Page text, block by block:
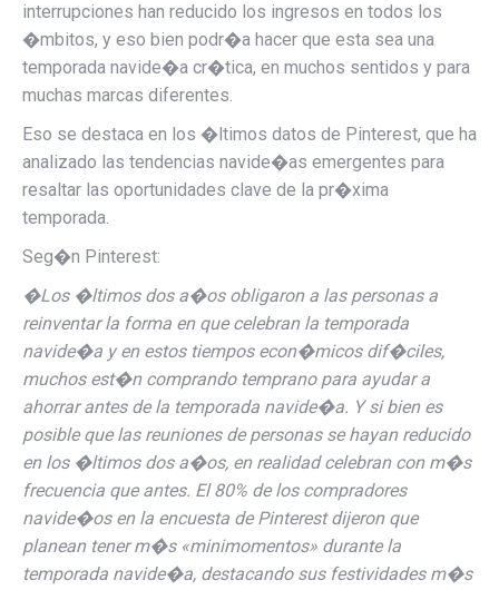
interrupciones han reducido los ingresos en todos los
�mbitos, y eso bien podr�a hacer que esta sea una
temporada navide�a cr�tica, en muchos sentidos y para
muchas marcas diferentes.
Eso se destaca en los �ltimos datos de Pinterest, que ha
analizado las tendencias navide�as emergentes para
resaltar las oportunidades clave de la pr�xima
temporada.
Seg�n Pinterest:
�Los �ltimos dos a�os obligaron a las personas a
reinventar la forma en que celebran la temporada
navide�a y en estos tiempos econ�micos dif�ciles,
muchos est�n comprando temprano para ayudar a
ahorrar antes de la temporada navide�a. Y si bien es
posible que las reuniones de personas se hayan reducido
en los �ltimos dos a�os, en realidad celebran con m�s
frecuencia que antes. El 80% de los compradores
navide�os en la encuesta de Pinterest dijeron que
planean tener m�s «minimomentos» durante la
temporada navide�a, destacando sus festividades m�s